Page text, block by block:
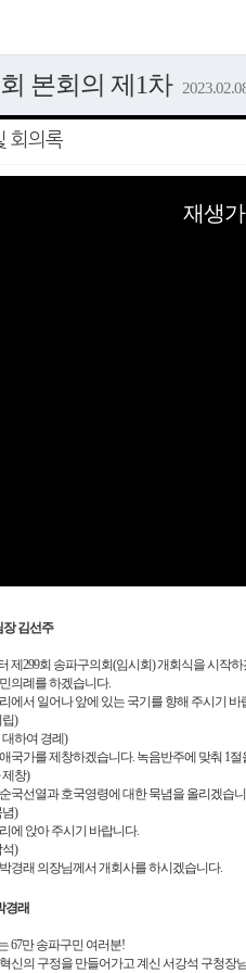
본회의 제1차
회의록
재생
장 김선주
제299회 송파구의회(임시회) 개회식을 시작
의례를 하겠습니다.
에서 일어나 앞에 있는 국기를 향해 주시기 바
)
하여 경례)
국가를 제창하겠습니다. 녹음반주에 맞춰 1
창)
국선열과 호국영령에 대한 묵념을 올리겠습
)
에 앉아 주시기 바랍니다.
)
경래 의장님께서 개회사를 하시겠습니다.
경래
67만 송파구민 여러분!
신의 구정을 만들어가고 계신 서강석 구청장